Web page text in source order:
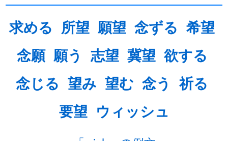
求める 所望 願望 念ずる 希望
念願 願う 志望 冀望 欲する
念じる 望み 望む 念う 祈る
要望 ウィッシュ